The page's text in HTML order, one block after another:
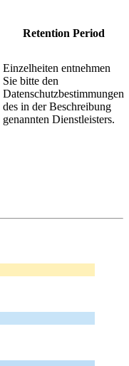
Retention Period
Einzelheiten entnehmen
Sie bitte den
Datenschutzbestimmungen
des in der Beschreibung
genannten Dienstleisters.